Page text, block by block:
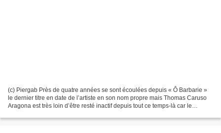
(c) Piergab Près de quatre années se sont écoulées depuis « Ô Barbarie »
le dernier titre en date de l’artiste en son nom propre mais Thomas Caruso
Aragona est très loin d’être resté inactif depuis tout ce temps-là car le